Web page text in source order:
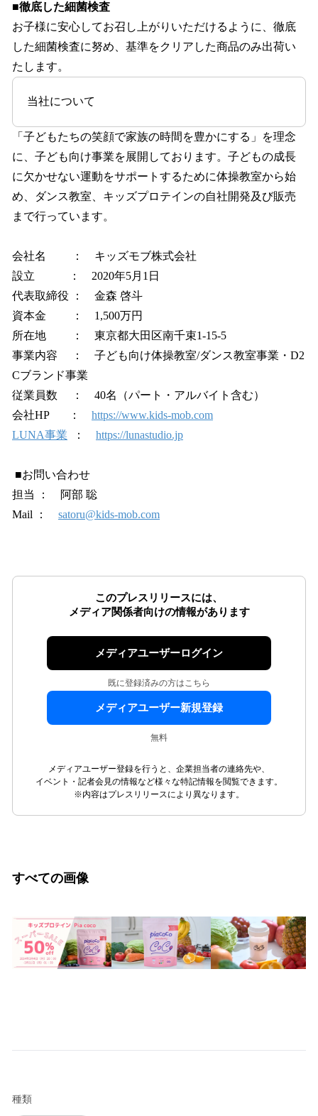
■徹底した細菌検査
お子様に安心してお召し上がりいただけるように、徹底
した細菌検査に努め、基準をクリアした商品のみ出荷い
たします。
当社について
「子どもたちの笑顔で家族の時間を豊かにする」を理念
に、子ども向け事業を展開しております。子どもの成長
に欠かせない運動をサポートするために体操教室から始
め、ダンス教室、キッズプロテインの自社開発及び販売
まで行っています。
会社名 ： キッズモブ株式会社
設立 ： 2020年5月1日
代表取締役 ： 金森 啓斗
資本金 ： 1,500万円
所在地 ： 東京都大田区南千束1-15-5
事業内容 ： 子ども向け体操教室/ダンス教室事業・D2
Cブランド事業
従業員数 ： 40名（パート・アルバイト含む）
会社HP ： https://www.kids-mob.com
LUNA事業 ： https://lunastudio.jp
■お問い合わせ
担当 ： 阿部 聡
Mail ： satoru@kids-mob.com
このプレスリリースには、
メディア関係者向けの情報があります
メディアユーザーログイン
既に登録済みの方はこちら
メディアユーザー新規登録
無料
メディアユーザー登録を行うと、企業担当者の連絡先や、
イベント・記者会見の情報など様々な特記情報を閲覧できます。
※内容はプレスリリースにより異なります。
すべての画像
種類